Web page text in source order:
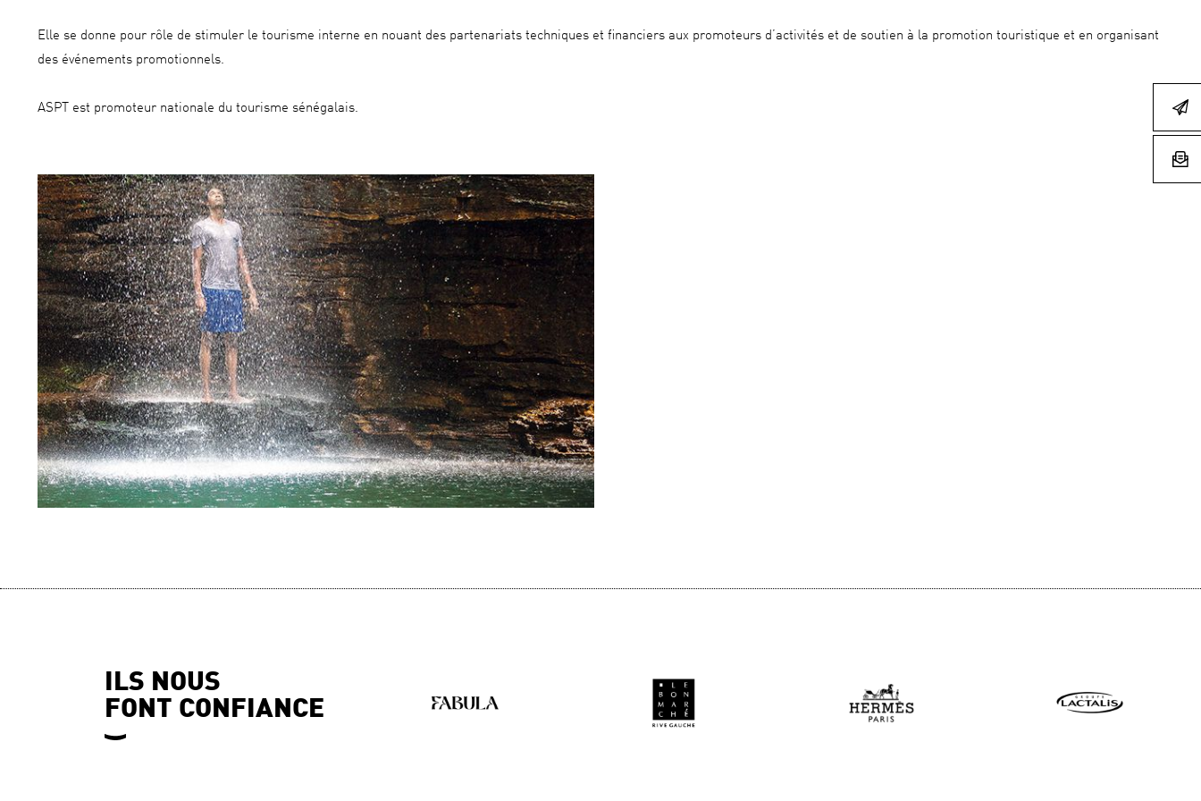
Elle se donne pour rôle de stimuler le tourisme interne en nouant des partenariats techniques et financiers aux promoteurs d’activités et de soutien à la promotion touristique et en organisant
des événements promotionnels.
ASPT est promoteur nationale du tourisme sénégalais.
ILS NOUS
FONT CONFIANCE